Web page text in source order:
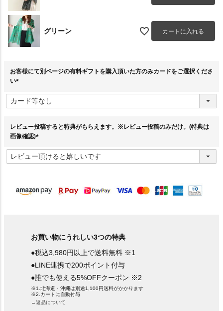
グリーン カートに入れる
お客様にて別ページの有料ギフトを購入頂いた方のみカードをご選択くださ
い
必
須
レビュー投稿すると特典がもらえます。※レビュー投稿のみだけ。(特典は
画像確認)
必
須
お買い物にうれしい3つの特典
●税込3,980円以上で送料無料 ※1
●LINE連携で200ポイント付与
●誰でも使える5%OFFクーポン ※2
※1.北海道・沖縄は別途1,100円送料がかかります
※2.カートに自動付与
→返品について